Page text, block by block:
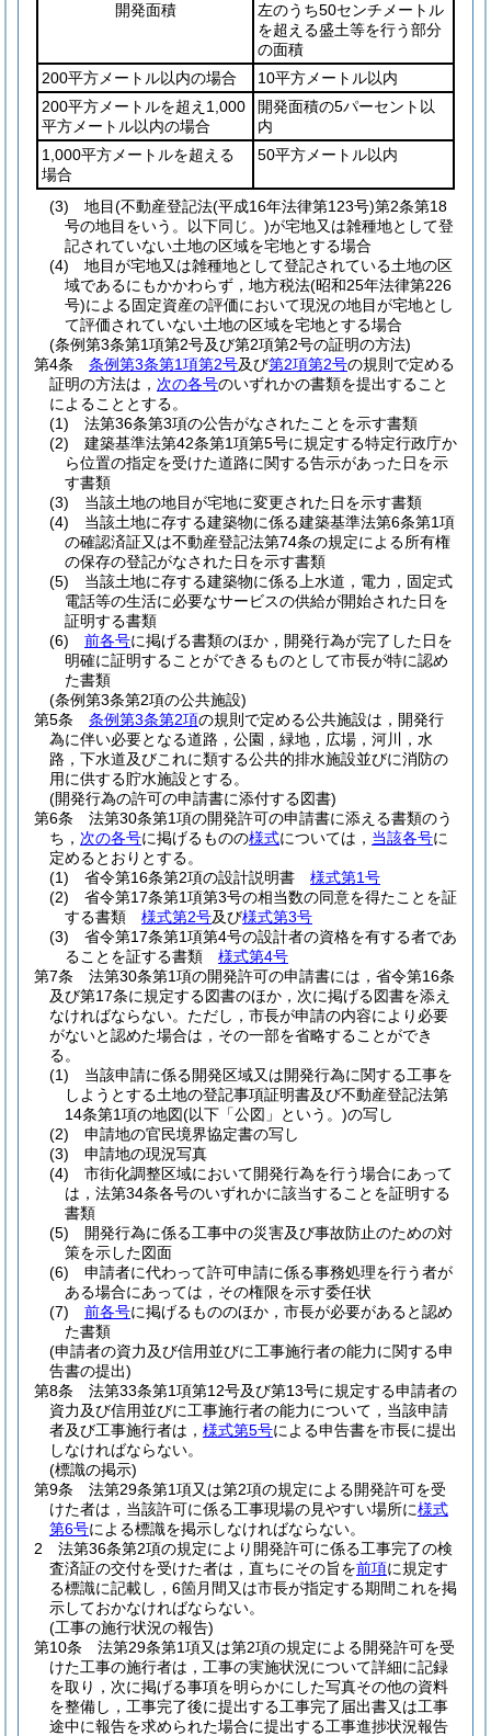
開発面積
左のうち50センチメートル
を超える盛土等を行う部分
の面積
200平方メートル以内の場合
10平方メートル以内
200平方メートルを超え1,000
平方メートル以内の場合
開発面積の5パーセント以
内
1,000平方メートルを超える
場合
50平方メートル以内
(3) 地目(不動産登記法(平成16年法律第123号)第2条第18
号の地目をいう。以下同じ。)が宅地又は雑種地として登
記されていない土地の区域を宅地とする場合
(4)
地目が宅地又は雑種地として登記されている土地の区
域であるにもかかわらず，地方税法(昭和25年法律第226
号)による固定資産の評価において現況の地目が宅地とし
て評価されていない土地の区域を宅地とする場合
(条例第3条第1項第2号及び第2項第2号の証明の方法)
第4条
条例第3条第1項第2号及び第2項第2号の規則で定める
証明の方法は， 次の各号のいずれかの書類を提出すること
によることとする。
(1)
法第36条第3項の公告がなされたことを示す書類
(2)
建築基準法第42条第1項第5号に規定する特定行政庁か
ら位置の指定を受けた道路に関する告示があった日を示
す書類
(3)
当該土地の地目が宅地に変更された日を示す書類
(4)
当該土地に存する建築物に係る建築基準法第6条第1項
の確認済証又は不動産登記法第74条の規定による所有権
の保存の登記がなされた日を示す書類
(5)
当該土地に存する建築物に係る上水道，電力，固定式
電話等の生活に必要なサービスの供給が開始された日を
証明する書類
(6)
前各号に掲げる書類のほか，開発行為が完了した日を
明確に証明することができるものとして市長が特に認め
た書類
(条例第3条第2項の公共施設)
第5条
条例第3条第2項の規則で定める公共施設は，開発行
為に伴い必要となる道路，公園，緑地，広場，河川，水
路，下水道及びこれに類する公共的排水施設並びに消防の
用に供する貯水施設とする。
(開発行為の許可の申請書に添付する図書)
第6条
法第30条第1項の開発許可の申請書に添える書類のう
ち， 次の各号に掲げるものの様式については， 当該各号に
定めるとおりとする。
(1)
省令第16条第2項の設計説明書 様式第1号
(2)
省令第17条第1項第3号の相当数の同意を得たことを証
する書類 様式第2号及び様式第3号
(3)
省令第17条第1項第4号の設計者の資格を有する者であ
ることを証する書類 様式第4号
第7条
法第30条第1項の開発許可の申請書には，省令第16条
及び第17条に規定する図書のほか，次に掲げる図書を添え
なければならない。 ただし，市長が申請の内容により必要
がないと認めた場合は，その一部を省略することができ
る。
(1)
当該申請に係る開発区域又は開発行為に関する工事を
しようとする土地の登記事項証明書及び不動産登記法第
14条第1項の地図(以下「公図」という。)の写し
(2)
申請地の官民境界協定書の写し
(3)
申請地の現況写真
(4)
市街化調整区域において開発行為を行う場合にあって
は，法第34条各号のいずれかに該当することを証明する
書類
(5)
開発行為に係る工事中の災害及び事故防止のための対
策を示した図面
(6)
申請者に代わって許可申請に係る事務処理を行う者が
ある場合にあっては，その権限を示す委任状
(7)
前各号に掲げるもののほか，市長が必要があると認め
た書類
(申請者の資力及び信用並びに工事施行者の能力に関する申
告書の提出)
第8条
法第33条第1項第12号及び第13号に規定する申請者の
資力及び信用並びに工事施行者の能力について，当該申請
者及び工事施行者は， 様式第5号による申告書を市長に提出
しなければならない。
(標識の掲示)
第9条
法第29条第1項又は第2項の規定による開発許可を受
けた者は，当該許可に係る工事現場の見やすい場所に様式
第6号による標識を掲示しなければならない。
2
法第36条第2項の規定により開発許可に係る工事完了の検
査済証の交付を受けた者は，直ちにその旨を前項に規定す
る標識に記載し，6箇月間又は市長が指定する期間これを掲
示しておかなければならない。
(工事の施行状況の報告)
第10条
法第29条第1項又は第2項の規定による開発許可を受
けた工事の施行者は，工事の実施状況について詳細に記録
を取り，次に掲げる事項を明らかにした写真その他の資料
を整備し，工事完了後に提出する工事完了届出書又は工事
途中に報告を求められた場合に提出する工事進捗状況報告